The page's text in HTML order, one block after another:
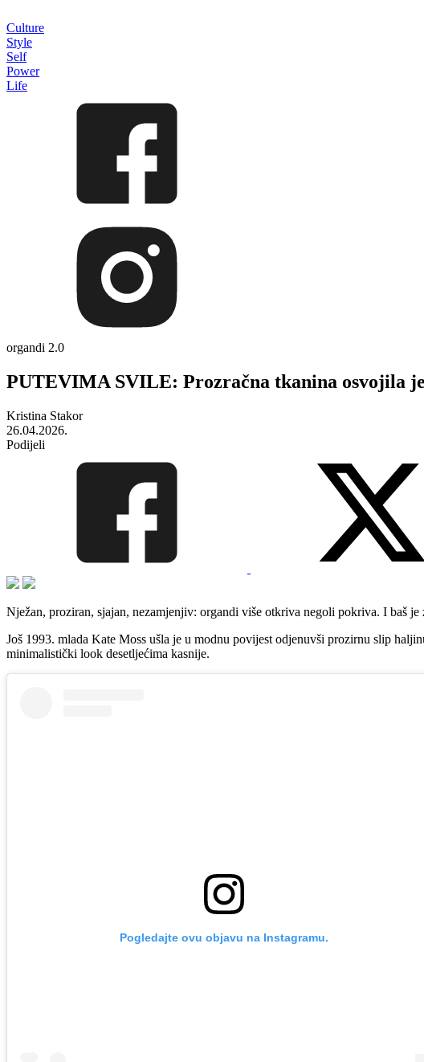
Culture
Style
Self
Power
Life
organdi 2.0
PUTEVIMA SVILE: Prozračna tkanina osvojila
Kristina Stakor
26.04.2026.
Podijeli
Nježan, proziran, sjajan, nezamjenjiv: organdi više otkriva negoli pokriva. I baš
Još 1993. mlada Kate Moss ušla je u modnu povijest odjenuvši prozirnu slip
minimalistički look desetljećima kasnije.
Pogledajte ovu objavu na Instagramu.